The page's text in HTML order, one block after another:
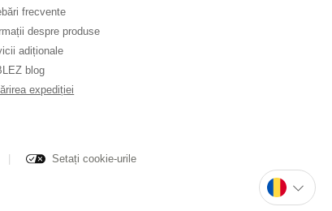
frecvente
despre produse
adiționale
blog
expediției
Setați cookie-urile